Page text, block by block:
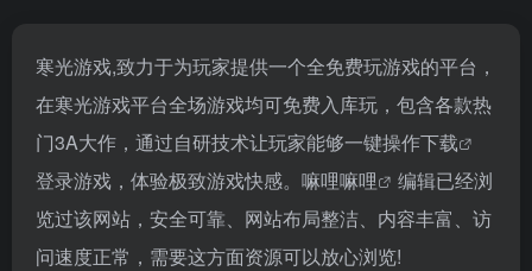
寒光游戏,致力于为玩家提供一个全免费玩游戏的平台，
在寒光游戏平台全场游戏均可免费入库玩，包含各款热
门3A大作，通过自研技术让玩家能够一键操作下载
登录游戏，体验极致游戏快感。 嘛哩嘛哩
编辑已经浏
览过该网站，安全可靠、网站布局整洁、内容丰富、访
问速度正常，需要这方面资源可以放心浏览!